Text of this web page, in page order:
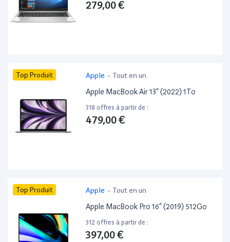
279,00 €
Top Produit Apple - Tout en un
Apple MacBook Air 13” (2022) 1To
318 offres à partir de :
479,00 €
Top Produit Apple - Tout en un
Apple MacBook Pro 16” (2019) 512Go
312 offres à partir de :
397,00 €